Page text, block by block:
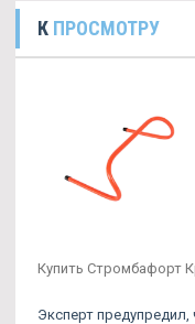
К ПРОСМОТРУ
Купить Стромбафорт
Эксперт предупредил,